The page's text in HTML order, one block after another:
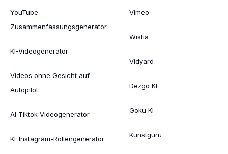
YouTube-
Zusammenfassungsgenerator
KI-Videogenerator
Videos ohne Gesicht auf
Autopilot
AI Tiktok-Videogenerator
KI-Instagram-Rollengenerator
Vimeo
Wistia
Vidyard
Dezgo KI
Goku KI
Kunstguru